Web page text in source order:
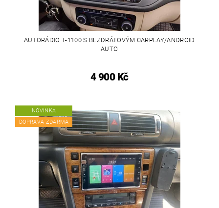
AUTORÁDIO T-1100 S BEZDRÁTOVÝM CARPLAY/ANDROID
AUTO
4 900 Kč
NOVINKA
DOPRAVA ZDARMA